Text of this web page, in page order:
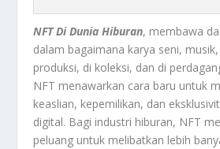
NFT Di Dunia Hiburan, membawa
dalam bagaimana karya seni,
produksi, di koleksi, dan di
NFT menawarkan cara baru untuk
keaslian, kepemilikan, dan
digital. Bagi industri hiburan, NFT
peluang untuk melibatkan lebih